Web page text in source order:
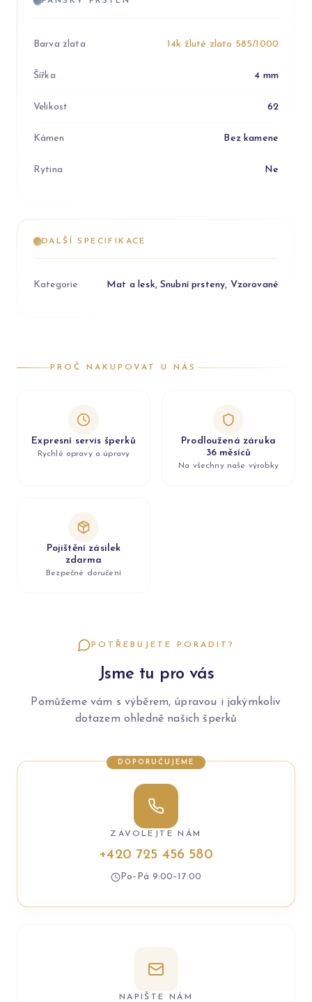
Barva zlata 14k žluté zlato 585/1000
Šířka 4 mm
Velikost 62
Kámen Bez kamene
Rytina Ne
DALŠÍ SPECIFIKACE
Kategorie Mat a lesk, Snubní prsteny, Vzorované
PROČ NAKUPOVAT U NÁS
Expresní servis šperků
Rychlé opravy a úpravy
Prodloužená záruka
36 měsíců
Na všechny naše výrobky
Pojištění zásilek
zdarma
Bezpečné doručení
POTŘEBUJETE PORADIT?
Jsme tu pro vás
Pomůžeme vám s výběrem, úpravou i jakýmkoliv
dotazem ohledně našich šperků
DOPORUČUJEME
ZAVOLEJTE NÁM
+420 725 456 580
Po–Pá 9:00–17:00
NAPIŠTE NÁM